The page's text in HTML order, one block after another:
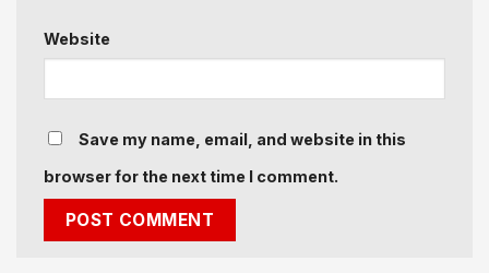
Website
Save my name, email, and website in this
browser for the next time I comment.